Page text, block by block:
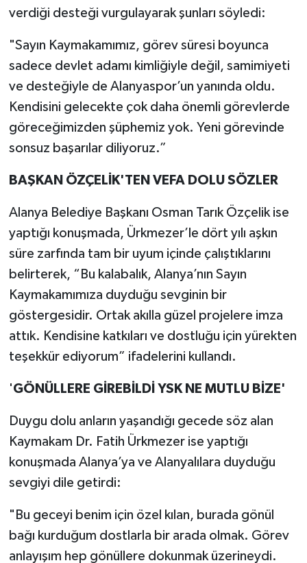
verdiği desteği vurgulayarak şunları söyledi:
"Sayın Kaymakamımız, görev süresi boyunca
sadece devlet adamı kimliğiyle değil, samimiyeti
ve desteğiyle de Alanyaspor’un yanında oldu.
Kendisini gelecekte çok daha önemli görevlerde
göreceğimizden şüphemiz yok. Yeni görevinde
sonsuz başarılar diliyoruz.”
BAŞKAN ÖZÇELİK'TEN VEFA DOLU SÖZLER
Alanya Belediye Başkanı Osman Tarık Özçelik ise
yaptığı konuşmada, Ürkmezer’le dört yılı aşkın
süre zarfında tam bir uyum içinde çalıştıklarını
belirterek, “Bu kalabalık, Alanya’nın Sayın
Kaymakamımıza duyduğu sevginin bir
göstergesidir. Ortak akılla güzel projelere imza
attık. Kendisine katkıları ve dostluğu için yürekten
teşekkür ediyorum” ifadelerini kullandı.
'GÖNÜLLERE GİREBİLDİ YSK NE MUTLU BİZE'
Duygu dolu anların yaşandığı gecede söz alan
Kaymakam Dr. Fatih Ürkmezer ise yaptığı
konuşmada Alanya’ya ve Alanyalılara duyduğu
sevgiyi dile getirdi:
"Bu geceyi benim için özel kılan, burada gönül
bağı kurduğum dostlarla bir arada olmak. Görev
anlayışım hep gönüllere dokunmak üzerineydi.